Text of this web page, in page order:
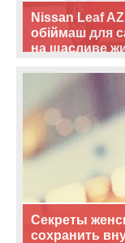
Nissan Leaf
обіймаш для
на щасливе
Секреты
сохранить